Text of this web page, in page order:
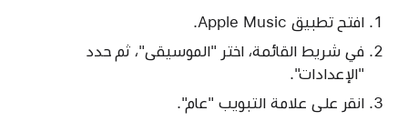
افتح تطبيق Apple Music.
في شريط القائمة، اختر "الموسيقى"، ثم حدد
"الإعدادات".
انقر على علامة التبويب "عام".